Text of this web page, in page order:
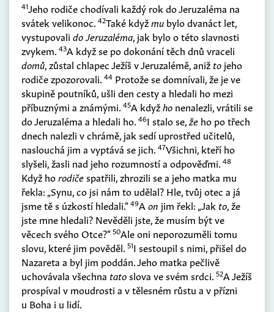
41Jeho rodiče chodívali každý rok do Jeruzaléma na
svátek velikonoc. 42Také kdyžmu bylo dvanáct let,
vystupovali do Jeruzaléma, jak bylo o této slavnosti
zvykem. 43A když se po dokonání těch dnů vraceli
domů, zůstal chlapec Ježíš v Jeruzalémě, aniž to jeho
rodiče zpozorovali. 44 Protože se domnívali, že je ve
skupině poutníků, ušli den cesty a hledali ho mezi
příbuznými a známými. 45A kdyžho nenalezli, vrátili se
do Jeruzaléma a hledali ho. 46I stalo se,že ho po třech
dnech nalezli v chrámě, jak sedí uprostřed učitelů,
naslouchá jim a vyptává se jich. 47Všichni, kteří ho
slyšeli, žasli nad jeho rozumností a odpověďmi. 48
Když horodičespatřili, zhrozili se a jeho matka mu
řekla: „Synu, co jsi nám to udělal? Hle, tvůj otec a já
jsme tě s úzkostí hledali.“49A on jim řekl: „Jak to, že
jste mne hledali? Nevěděli jste, že musím být ve
věcech svého Otce?“ 50Ale oni neporozuměli tomu
slovu, které jim pověděl. 51I sestoupil s nimi, přišel do
Nazareta a byl jim poddán. Jeho matka pečlivě
uchovávala všechna tatoslova ve svém srdci. 52A Ježíš
prospíval v moudrosti a v tělesném růstu a v přízni
u Boha i u lidí.